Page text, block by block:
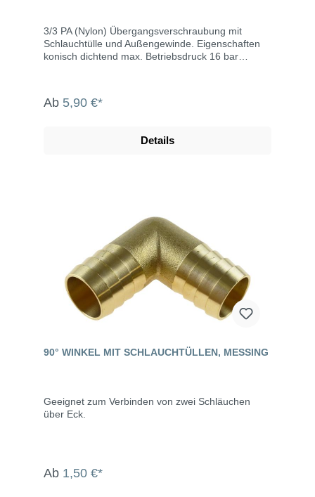
3/3 PA (Nylon) Übergangsverschraubung mit
Schlauchtülle und Außengewinde. Eigenschaften
konisch dichtend max. Betriebsdruck 16 bar
Ab 5,90 €*
Details
90° WINKEL MIT SCHLAUCHTÜLLEN, MESSING
Geeignet zum Verbinden von zwei Schläuchen
über Eck.
Ab 1,50 €*